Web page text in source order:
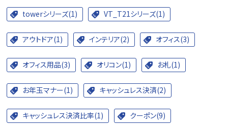
towerシリーズ(1) VT_T21シリーズ(1)
アウトドア(1) インテリア(2) オフィス(3)
オフィス用品(3) オリコン(1) お札(1)
お年玉マナー(1) キャッシュレス決済(2)
キャッシュレス決済比率(1) クーポン(9)